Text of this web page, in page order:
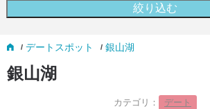
デートスポット 銀山湖
銀山湖
カテゴリ： デート